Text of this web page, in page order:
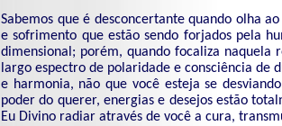
Sabemos que é desconcertante quando olha
e sofrimento que estão sendo forjados pela
dimensional; porém, quando focaliza naquela
largo espectro de polaridade e consciência de
e harmonia, não que você esteja se
poder do querer, energias e desejos estão
Eu Divino radiar através de você a cura,